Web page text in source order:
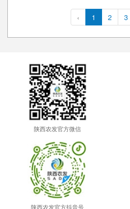
‹ 1 2 3
陕西农发官方微信
陕西农发官方抖音号